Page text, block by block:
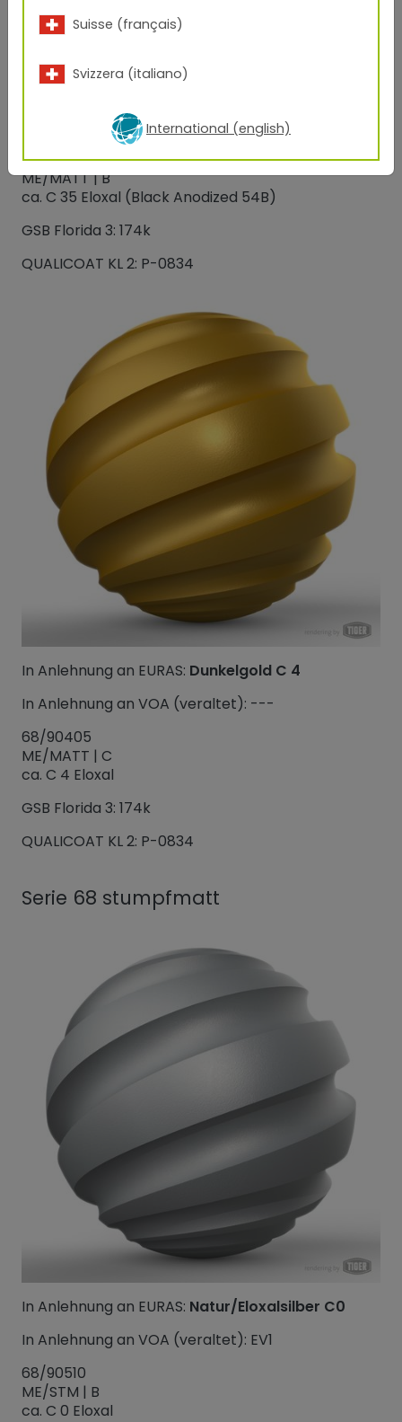
In Anlehnung an VOA (veraltet): EV6
68/80145
ME/MATT | B
ca. C 35 Eloxal (Black Anodized 54B)
GSB Florida 3: 174k
QUALICOAT KL 2: P-0834
In Anlehnung an EURAS: Dunkelgold C 4
In Anlehnung an VOA (veraltet): ---
68/90405
ME/MATT | C
ca. C 4 Eloxal
GSB Florida 3: 174k
QUALICOAT KL 2: P-0834
Serie 68 stumpfmatt
In Anlehnung an EURAS: Natur/Eloxalsilber C0
In Anlehnung an VOA (veraltet): EV1
68/90510
ME/STM | B
ca. C 0 Eloxal
Suisse (français)
Svizzera (italiano)
International (english)